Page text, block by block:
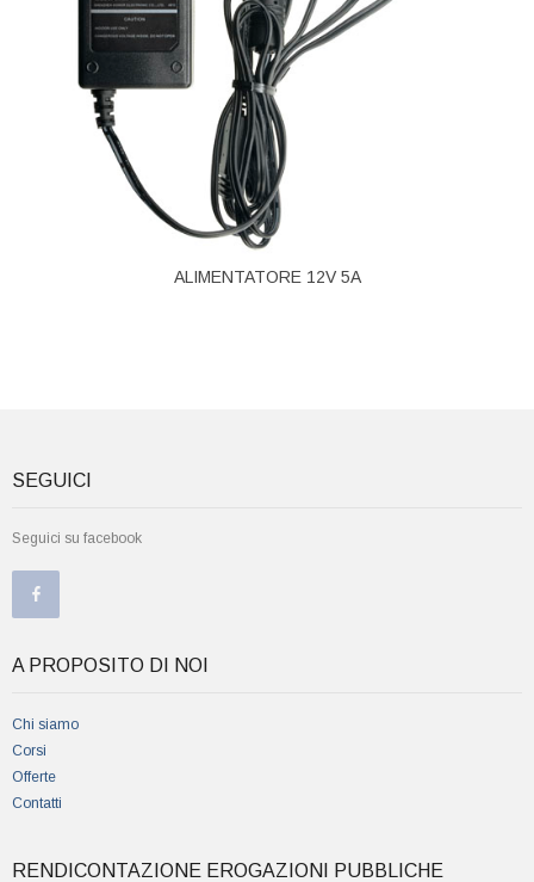
ALIMENTATORE 12V 5A
SEGUICI
Seguici su facebook
A PROPOSITO DI NOI
Chi siamo
Corsi
Offerte
Contatti
RENDICONTAZIONE EROGAZIONI PUBBLICHE